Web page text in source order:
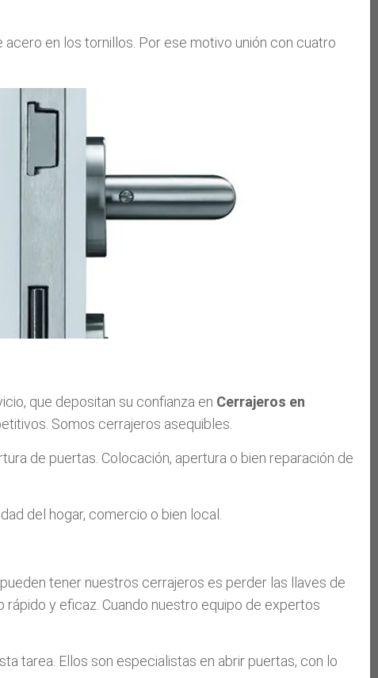
en los tornillos. Por ese motivo unión con cuatro
que depositan su confianza en Cerrajeros en
Somos cerrajeros asequibles.
de puertas. Colocación, apertura o bien reparación de
del hogar, comercio o bien local.
tener nuestros cerrajeros es perder las llaves de
y eficaz. Cuando nuestro equipo de expertos
tarea. Ellos son especialistas en abrir puertas, con lo